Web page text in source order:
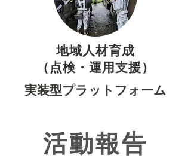
地域人材育成
​（点検・運用支援）
実装型プラットフォーム
​活動報告​